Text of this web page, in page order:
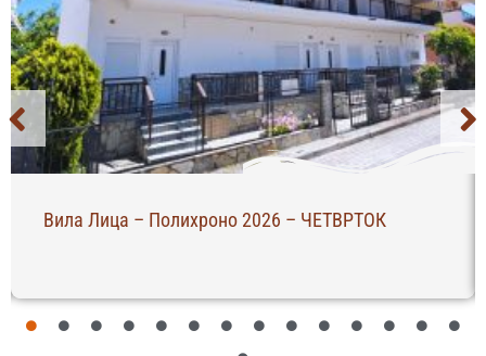
Вила Лица – Полихроно 2026 – ЧЕТВРТОК